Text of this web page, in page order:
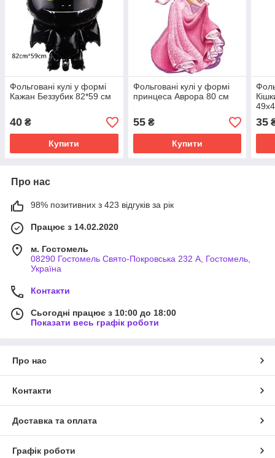
Фольговані кулі у формі
Кажан Беззубик 82*59 см
40 ₴
Купити
Фольговані кулі у формі
принцеса Аврора 80 см
55₴
Купити
35
Про нас
98% позитивних з 423 відгуків за рік
Працює з 14.02.2020
м. Гостомель
08290 Гостомель Свято-Покровська 232 А, Гостомель,
Україна
Контакти
Сьогодні працює з 10:00 до 18:00
Показати весь графік роботи
Про нас
Контакти
Доставка та оплата
Графік роботи